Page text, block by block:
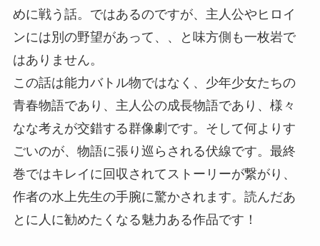
めに戦う話。ではあるのですが、主人公やヒロイ
ンには別の野望があって、、と味方側も一枚岩で
はありません。
この話は能力バトル物ではなく、少年少女たちの
青春物語であり、主人公の成長物語であり、様々
なな考えが交錯する群像劇です。そして何よりす
ごいのが、物語に張り巡らされる伏線です。最終
巻ではキレイに回収されてストーリーが繋がり、
作者の水上先生の手腕に驚かされます。読んだあ
とに人に勧めたくなる魅力ある作品です！